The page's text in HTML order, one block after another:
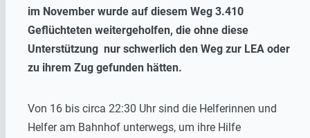
im November wurde auf diesem Weg 3.410
Geflüchteten weitergeholfen, die ohne diese
Unterstützung nur schwerlich den Weg zur LEA oder
zu ihrem Zug gefunden hätten.
Von 16 bis circa 22:30 Uhr sind die Helferinnen und
Helfer am Bahnhof unterwegs, um ihre Hilfe